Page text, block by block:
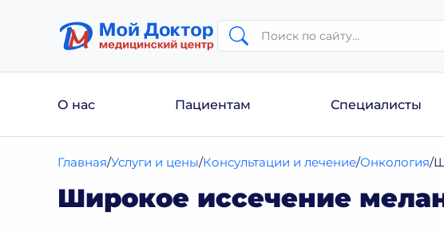
О нас Пациентам Специалисты
Главная Услуги и цены Консультации и лечение Онкология
Широкое иссечение